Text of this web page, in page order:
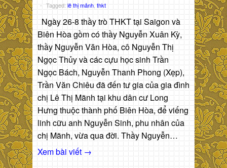
- Tagged: lê thị mảnh thkt
Ngày 26-8 thầy trò THKT tại Saigon và
Biên Hòa gồm có thầy Nguyễn Xuân Kỳ,
thầy Nguyễn Văn Hòa, cô Nguyễn Thị
Ngọc Thủy và các cựu học sinh Trần
Ngọc Bách, Nguyễn Thanh Phong (Xẹp),
Trần Văn Chiêu đã đến tư gia của gia đình
chị Lê Thị Mãnh tại khu dân cư Long
Hưng thuộc thành phố Biên Hòa, để viếng
linh cữu anh Nguyễn Sinh, phu nhân của
chị Mãnh, vừa qua đời. Thầy Nguyễn…
Xem bài viết →